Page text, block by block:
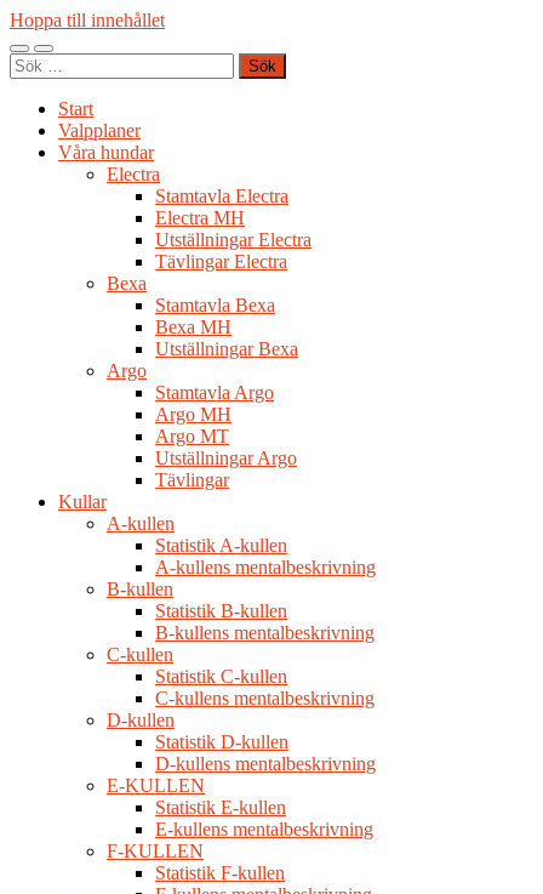
Hoppa till innehållet
Slå
på/av
Slå
på/av
Sök
efter:
Start
Valpplaner
Våra hundar
Electra
Stamtavla Electra
Electra MH
Utställningar Electra
Tävlingar Electra
Bexa
Stamtavla Bexa
Bexa MH
Utställningar Bexa
Argo
Stamtavla Argo
Argo MH
Argo MT
Utställningar Argo
Tävlingar
Kullar
A-kullen
Statistik A-kullen
A-kullens mentalbeskrivning
B-kullen
Statistik B-kullen
B-kullens mentalbeskrivning
C-kullen
Statistik C-kullen
C-kullens mentalbeskrivning
D-kullen
Statistik D-kullen
D-kullens mentalbeskrivning
E-KULLEN
Statistik E-kullen
E-kullens mentalbeskrivning
F-KULLEN
Statistik F-kullen